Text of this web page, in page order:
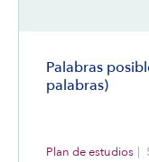
Palabras
palabras)
Plan de estudios |